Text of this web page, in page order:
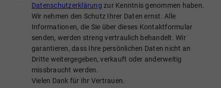
Datenschutzerklärung zur Kenntnis genommen haben.
Wir nehmen den Schutz Ihrer Daten ernst. Alle
Informationen, die Sie über dieses Kontaktformular
senden, werden streng vertraulich behandelt. Wir
garantieren, dass Ihre persönlichen Daten nicht an
Dritte weitergegeben, verkauft oder anderweitig
missbraucht werden.
Vielen Dank für Ihr Vertrauen.